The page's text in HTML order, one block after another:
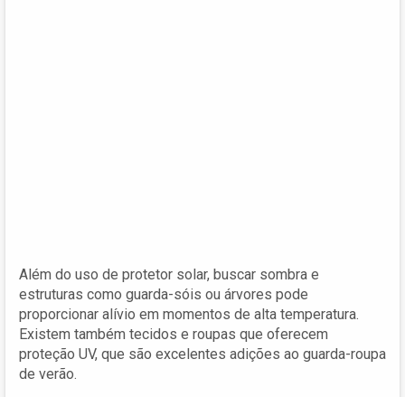
Além do uso de protetor solar, buscar sombra e
estruturas como guarda-sóis ou árvores pode
proporcionar alívio em momentos de alta temperatura.
Existem também tecidos e roupas que oferecem
proteção UV, que são excelentes adições ao guarda-roupa
de verão.